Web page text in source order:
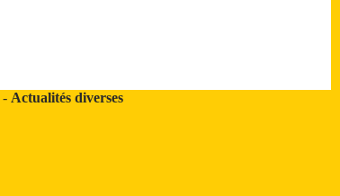
- Actualités diverses